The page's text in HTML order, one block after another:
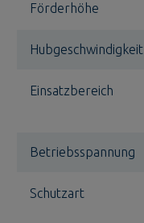
Förderhöhe
Hubgeschwindigkeit
Einsatzbereich
Betriebsspannung
Schutzart